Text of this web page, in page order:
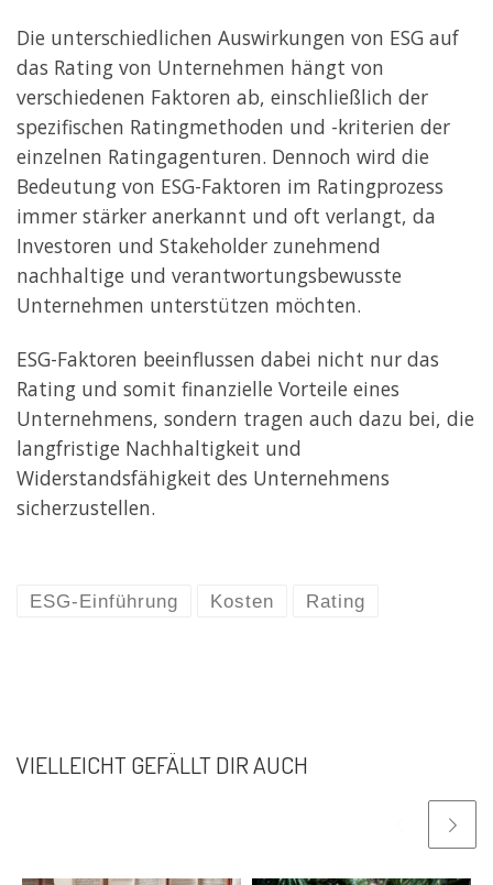
Die unterschiedlichen Auswirkungen von ESG auf
das Rating von Unternehmen hängt von
verschiedenen Faktoren ab, einschließlich der
spezifischen Ratingmethoden und -kriterien der
einzelnen Ratingagenturen. Dennoch wird die
Bedeutung von ESG-Faktoren im Ratingprozess
immer stärker anerkannt und oft verlangt, da
Investoren und Stakeholder zunehmend
nachhaltige und verantwortungsbewusste
Unternehmen unterstützen möchten.
ESG-Faktoren beeinflussen dabei nicht nur das
Rating und somit finanzielle Vorteile eines
Unternehmens, sondern tragen auch dazu bei, die
langfristige Nachhaltigkeit und
Widerstandsfähigkeit des Unternehmens
sicherzustellen.
ESG-Einführung Kosten Rating
VIELLEICHT GEFÄLLT DIR AUCH